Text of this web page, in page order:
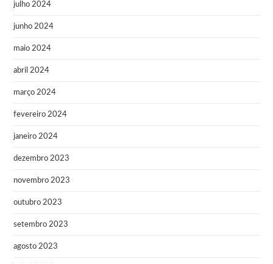
julho 2024
junho 2024
maio 2024
abril 2024
março 2024
fevereiro 2024
janeiro 2024
dezembro 2023
novembro 2023
outubro 2023
setembro 2023
agosto 2023